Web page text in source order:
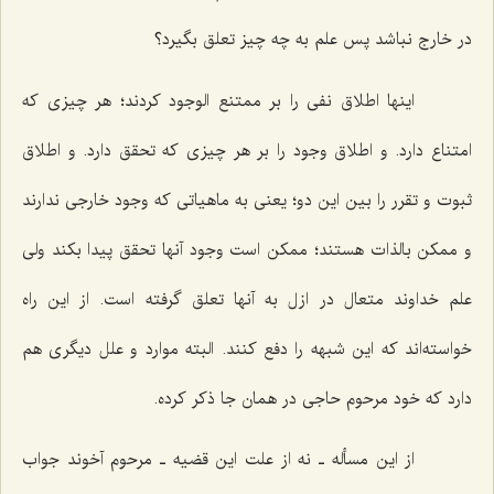
در خارج نباشد پس علم به چه چیز تعلق بگیرد؟
اینها اطلاق نفى را بر ممتنع الوجود كردند؛ هر چیزى كه
امتناع دارد. و اطلاق وجود را بر هر چیزى كه تحقق دارد. و اطلاق
ثبوت و تقرر را بین این دو؛ یعنى به ماهیاتى كه وجود خارجى ندارند
و ممكن بالذات هستند؛ ممكن است وجود آنها تحقق پیدا بكند ولى
علم خداوند متعال در ازل به آنها تعلق گرفته است. از این راه
خواسته‌اند كه این شبهه را دفع كنند. البته موارد و علل دیگرى هم
دارد كه خود مرحوم حاجى در همان جا ذكر كرده.
از این مسأله ـ نه از علت این قضیه ـ مرحوم آخوند جواب